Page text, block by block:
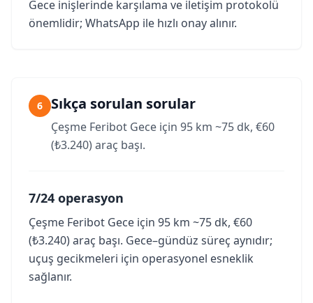
Gece inişlerinde karşılama ve iletişim protokolü
önemlidir; WhatsApp ile hızlı onay alınır.
6 Sıkça sorulan sorular
Çeşme Feribot Gece için 95 km ~75 dk, €60
(₺3.240) araç başı.
7/24 operasyon
Çeşme Feribot Gece için 95 km ~75 dk, €60
(₺3.240) araç başı. Gece–gündüz süreç aynıdır;
uçuş gecikmeleri için operasyonel esneklik
sağlanır.